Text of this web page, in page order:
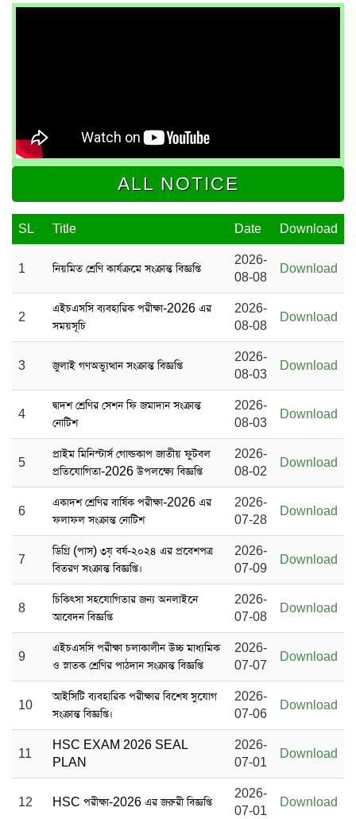
ALL NOTICE
SL Title Date Download
1 নিয়মিত শ্রেণি কার্যক্রমে সংক্রান্ত বিজ্ঞপ্তি
2026-
08-08
Download
2
এইচএসসি ব্যবহারিক পরীক্ষা-2026 এর
সময়সূচি
2026-
08-08
Download
3 জুলাই গণঅভ্যুত্থান সংক্রান্ত বিজ্ঞপ্তি
2026-
08-03
Download
4
দ্বাদশ শ্রেণির সেশন ফি জমাদান সংক্রান্ত
নোটিশ
2026-
08-03
Download
5
প্রাইম মিনিস্টার্স গোল্ডকাপ জাতীয় ফুটবল
প্রতিযোগিতা-2026 উপলক্ষ্যে বিজ্ঞপ্তি
2026-
08-02
Download
6
একাদশ শ্রেণির বার্ষিক পরীক্ষা-2026 এর
ফলাফল সংক্রান্ত নোটিশ
2026-
07-28
Download
7
ডিগ্রি (পাস) ৩য় বর্ষ-২০২৪ এর প্রবেশপত্র
বিতরণ সংক্রান্ত বিজ্ঞপ্তি।
2026-
07-09
Download
8
চিকিৎসা সহযোগিতার জন্য অনলাইনে
আবেদন বিজ্ঞপ্তি
2026-
07-08
Download
9
এইচএসসি পরীক্ষা চলাকালীন উচ্চ মাধ্যমিক
ও স্নাতক শ্রেণির পাঠদান সংক্রান্ত বিজ্ঞপ্তি
2026-
07-07
Download
10
আইসিটি ব্যবহারিক পরীক্ষার বিশেষ সুযোগ
সংক্রান্ত বিজ্ঞপ্তি।
2026-
07-06
Download
11
HSC EXAM 2026 SEAL
PLAN
2026-
07-01
Download
12 HSC পরীক্ষা-2026 এর জরুরী বিজ্ঞপ্তি
2026-
07-01
Download